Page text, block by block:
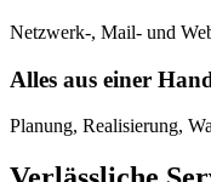
Netzwerk-, Mail- und
Alles aus einer
Planung, Realisierung,